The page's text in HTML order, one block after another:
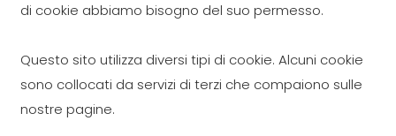
di cookie abbiamo bisogno del suo permesso.
Questo sito utilizza diversi tipi di cookie. Alcuni cookie
sono collocati da servizi di terzi che compaiono sulle
nostre pagine.